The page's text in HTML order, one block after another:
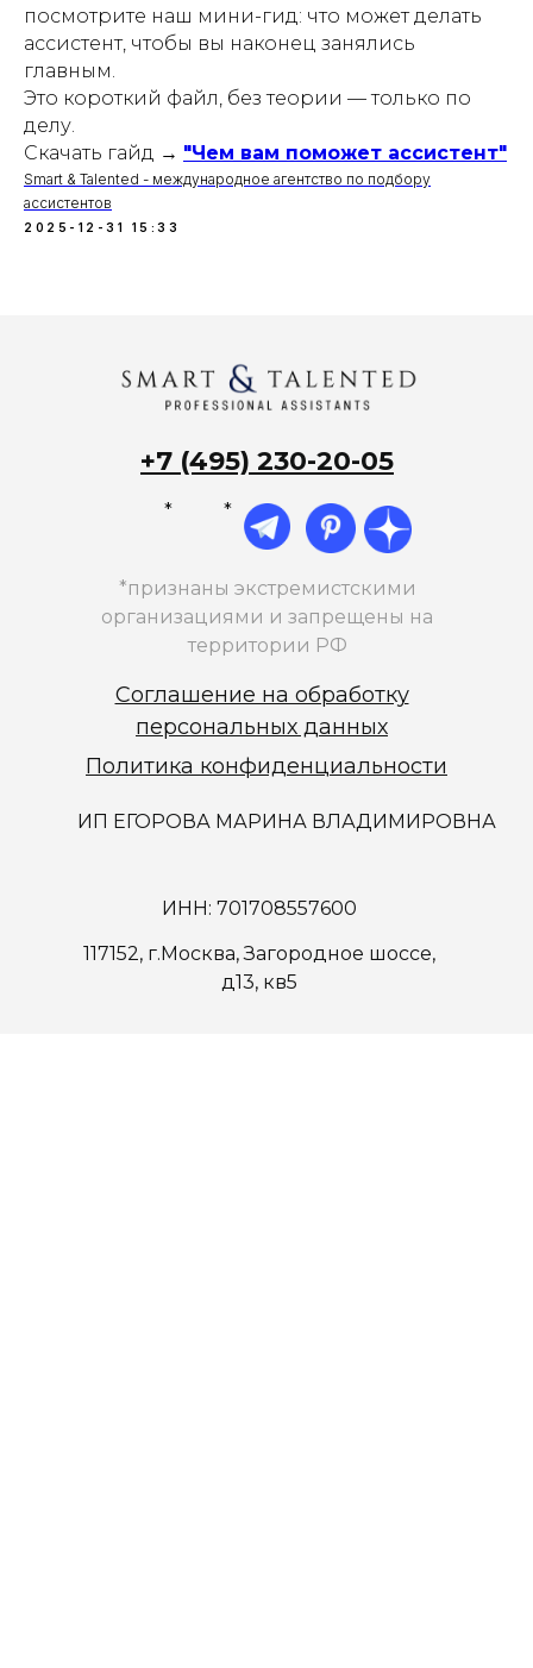
посмотрите наш мини-гид: что может делать
ассистент, чтобы вы наконец занялись
главным.
Это короткий файл, без теории — только по
делу.
Скачать гайд → "Чем вам поможет ассистент"
Smart & Talented - международное агентство по подбору
ассистентов
2025-12-31 15:33
ИП ЕГОРОВА МАРИНА ВЛАДИМИРОВНА
ИНН: 701708557600
117152, г.Москва, Загородное шоссе,
д13, кв5
+7 (495) 230-20-05
Соглашение на обработку
персональных данных
Политика конфиденциальности
*признаны экстремистскими
организациями и запрещены на
территории РФ
* *